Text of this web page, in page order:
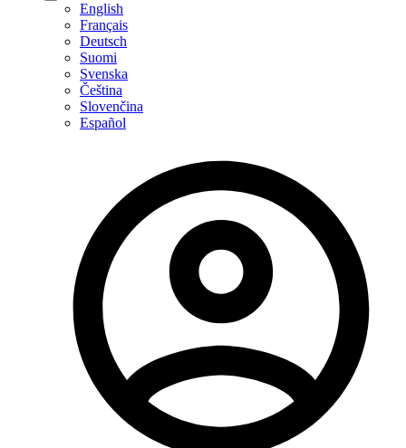
English
Français
Deutsch
Suomi
Svenska
Čeština
Slovenčina
Español